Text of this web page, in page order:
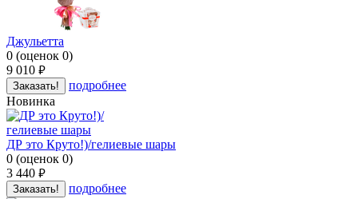
Джульетта
0 (оценок 0)
9 010 руб.
Заказать!
подробнее
Новинка
ДР это Круто!)/гелиевые шары
0 (оценок 0)
3 440 руб.
Заказать! подробнее